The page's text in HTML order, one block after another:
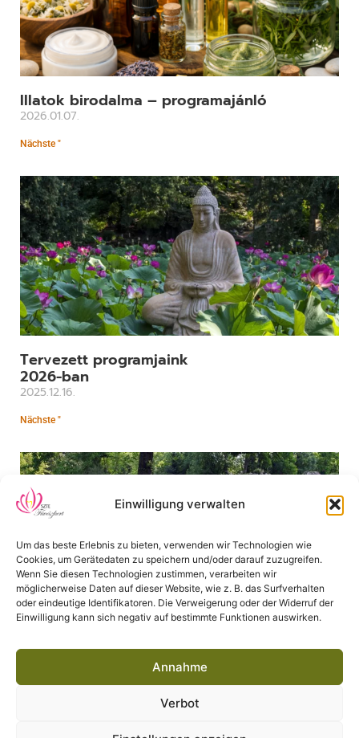
Einwilligung verwalten
Um das beste Erlebnis zu bieten, verwenden wir Technologien wie
Cookies, um Gerätedaten zu speichern und/oder darauf zuzugreifen.
Wenn Sie diesen Technologien zustimmen, verarbeiten wir
möglicherweise Daten auf dieser Website, wie z. B. das Surfverhalten
oder eindeutige Identifikatoren. Die Verweigerung oder der Widerruf der
Einwilligung kann sich negativ auf bestimmte Funktionen auswirken.
Annahme
Verbot
Illatok birodalma – programajánló
2026.01.07.
Nächste "
Tervezett programjaink
2026-ban
2025.12.16.
Nächste "
2022.02.22.